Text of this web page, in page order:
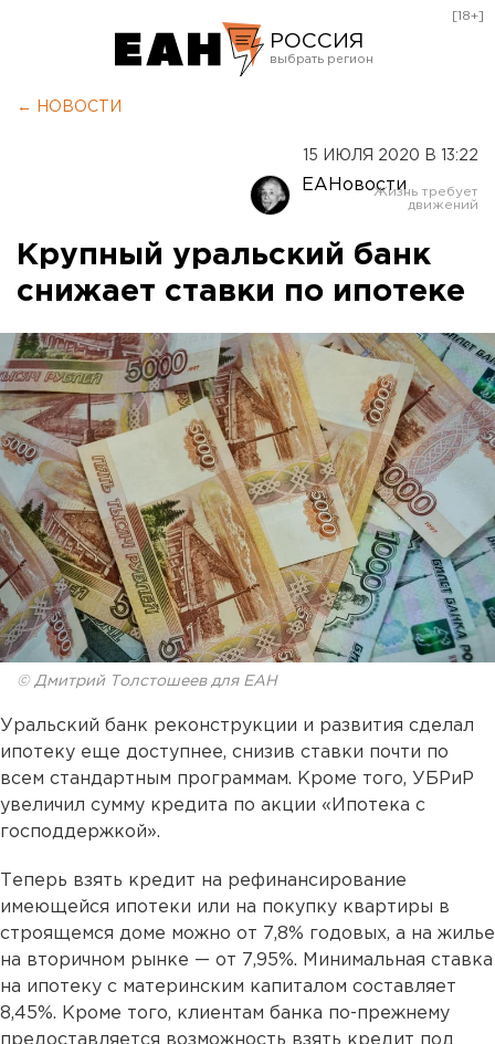
РОССИЯ
Оренбург
[18+]
← НОВОСТИ
15 ИЮЛЯ 2020 В 13:22
ЕАНовости
Крупный уральский банк
снижает ставки по ипотеке
© Дмитрий Толстошеев для ЕАН
Уральский банк реконструкции и развития сделал
ипотеку еще доступнее, снизив ставки почти по
всем стандартным программам. Кроме того, УБРиР
увеличил сумму кредита по акции «Ипотека с
господдержкой».
Теперь взять кредит на рефинансирование
имеющейся ипотеки или на покупку квартиры в
строящемся доме можно от 7,8% годовых, а на жилье
на вторичном рынке — от 7,95%. Минимальная ставка
на ипотеку с материнским капиталом составляет
8,45%. Кроме того, клиентам банка по-прежнему
предоставляется возможность взять кредит под